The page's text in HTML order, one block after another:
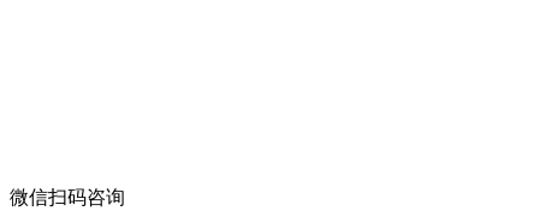
微信扫码咨询